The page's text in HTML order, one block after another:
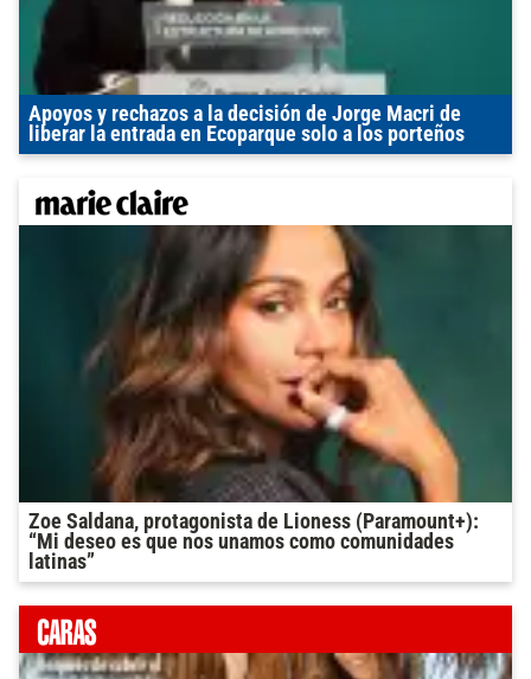
Apoyos y rechazos a la decisión de Jorge Macri de
liberar la entrada en Ecoparque solo a los porteños
Zoe Saldana, protagonista de Lioness (Paramount+):
“Mi deseo es que nos unamos como comunidades
latinas”